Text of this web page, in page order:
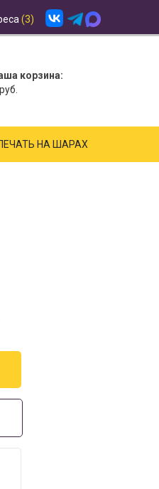
(3)
корзина:
НА ШАРАХ